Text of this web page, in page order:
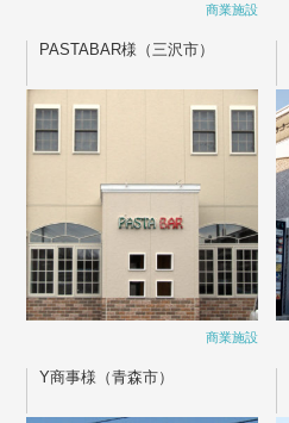
商業施設
PASTABAR様（三沢市）
商業施設
Y商事様（青森市）